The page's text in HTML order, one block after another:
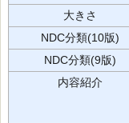
大きさ
NDC分類(10版)
NDC分類(9版)
内容紹介